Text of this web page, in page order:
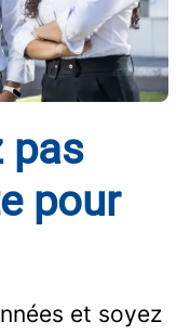
pas
pour
et soyez